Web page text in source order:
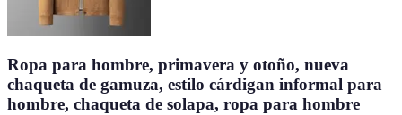
Ropa para hombre, primavera y otoño, nueva
chaqueta de gamuza, estilo cárdigan informal para
hombre, chaqueta de solapa, ropa para hombre